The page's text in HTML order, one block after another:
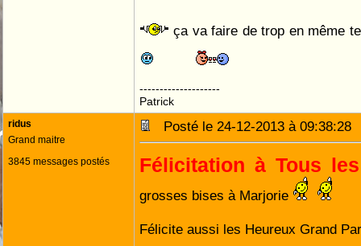
ça va faire de trop en même
--------------------
Patrick
ridus
Grand maitre
3845 messages postés
Posté le 24-12-2013 à
Félicitation à Tous
grosses bises à Marjorie
Félicite aussi les Heureux Grand